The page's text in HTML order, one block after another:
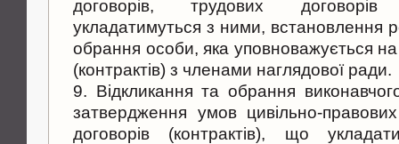
договорів, трудових
укладатимуться з ними, встановлення
обрання особи, яка уповноважується на
(контрактів) з членами наглядової ради.
9. Відкликання та обрання
затвердження умов цивільно-
договорів (контрактів), що